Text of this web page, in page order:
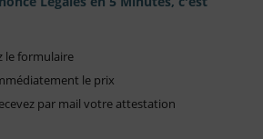
le formulaire
le prix
par mail votre attestation